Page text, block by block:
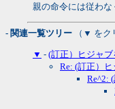
親の命令には従わな
- 関連一覧ツリー （▼ をク
▼ - (訂正）ヒジャブ
Re: (訂正）
Re^2: